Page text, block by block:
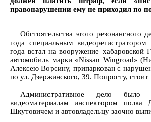
правонарушении ему не приходил по
Обстоятельства этого резонансного
года специальным
года встал на вооружение
автомобиль марки «Nissan Wingroad»
Алексею Ворсину, припаркован с
по ул. Дзержинского, 39. Попросту,
Административное дело
видеоматериалам инспектором
Шкутовичем и автовладельцу заочно